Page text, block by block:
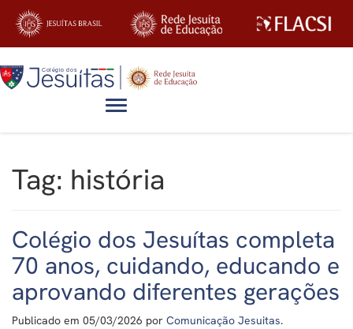
Alternar navegação
Tag: história
Colégio dos Jesuítas completa
70 anos, cuidando, educando e
aprovando diferentes gerações
Publicado em 05/03/2026 por Comunicação Jesuitas.